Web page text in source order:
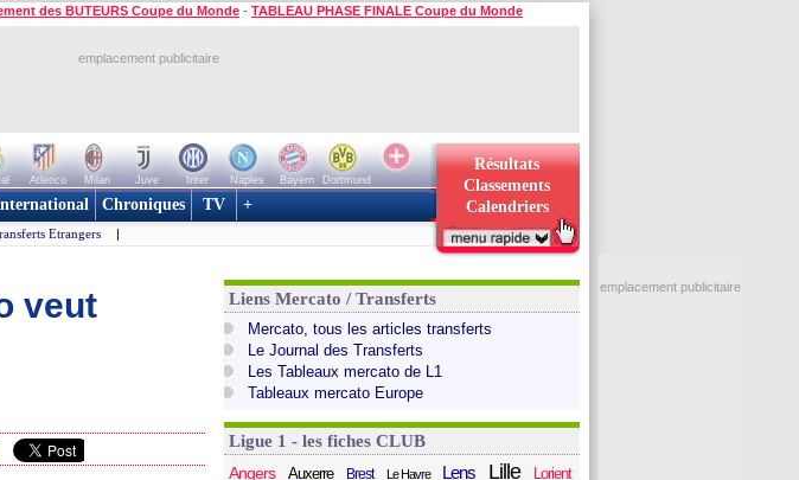
des BUTEURS Coupe du Monde - TABLEAU PHASE FINALE Coupe du Monde
emplacement publicitaire
Atletico Milan Juve Inter Naples Bayern
Dortmund
Résultats
Classements
Calendriers
Chroniques TV +
Etrangers |
veut
Liens Mercato / Transferts
Mercato, tous les articles transferts
Le Journal des Transferts
Les Tableaux mercato de L1
Tableaux mercato Europe
Ligue 1 - les fiches CLUB
Angers
Auxerre Brest Le Havre Lens Lille Lorient
emplacement publicitaire